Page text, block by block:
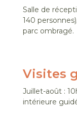
Salle de
140
parc ombragé.
Visites
Juillet-août :
intérieure